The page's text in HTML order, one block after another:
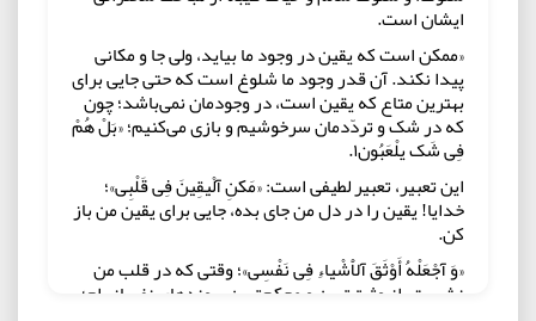
ایشان است.
«ممکن است که یقین در وجود ما بیاید، ولی جا و مکانی
پیدا نکند. آن قدر وجود ما شلوغ است که حتی جایی برای
بهترین متاع که یقین است، در وجودمان نمی‌باشد؛ چون
که در شک و تردّدمان سرخوشیم و بازی می‌کنیم؛ «بَلْ هُمْ
فِی شَک یلْعَبُون۱.
این تعبیر، تعبیر لطیفی است: «مَکنِ آلْیقِینَ فِی قَلْبِی»؛
خدایا! یقین را در دل من جای بده، جایی برای یقین من باز
کن.
«وَ آجْعَلْهُ أَوْثَقَ آلاَْشْیاءِ فِی نَفْسِی»؛ وقتی که در قلب من
نشست، از وثیق‌ترین و محکم‌ترین پیوندهای نفسانی‌ام؛